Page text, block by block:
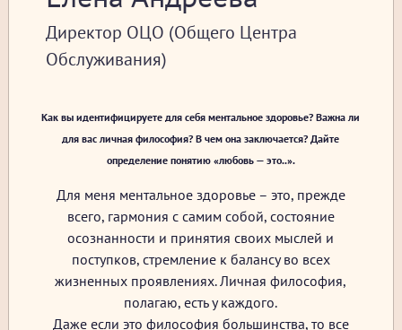
Директор ОЦО (Общего Центра
Обслуживания)
Как вы идентифицируете для себя ментальное здоровье? Важна ли
для вас личная философия? В чем она заключается? Дайте
определение понятию «любовь — это..».
Для меня ментальное здоровье – это, прежде
всего, гармония с самим собой, состояние
осознанности и принятия своих мыслей и
поступков, стремление к балансу во всех
жизненных проявлениях. Личная философия,
полагаю, есть у каждого.
Даже если это философия большинства, то все